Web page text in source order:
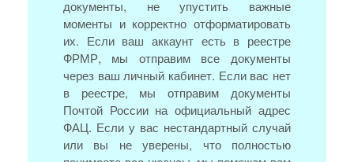
документы, не упустить важные
моменты и корректно отформатировать
их. Если ваш аккаунт есть в реестре
ФРМР, мы отправим все документы
через ваш личный кабинет. Если вас нет
в реестре, мы отправим документы
Почтой России на официальный адрес
ФАЦ. Если у вас нестандартный случай
или вы не уверены, что полностью